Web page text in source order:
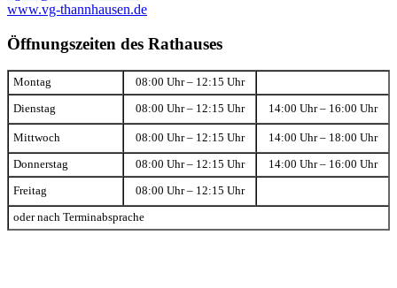
www.vg-thannhausen.de
Öffnungszeiten des Rathauses
Montag 08:00 Uhr – 12:15 Uhr
Dienstag 08:00 Uhr – 12:15 Uhr 14:00 Uhr – 16:00 Uhr
Mittwoch 08:00 Uhr – 12:15 Uhr 14:00 Uhr – 18:00 Uhr
Donnerstag 08:00 Uhr – 12:15 Uhr 14:00 Uhr – 16:00 Uhr
Freitag 08:00 Uhr – 12:15 Uhr
oder nach Terminabsprache